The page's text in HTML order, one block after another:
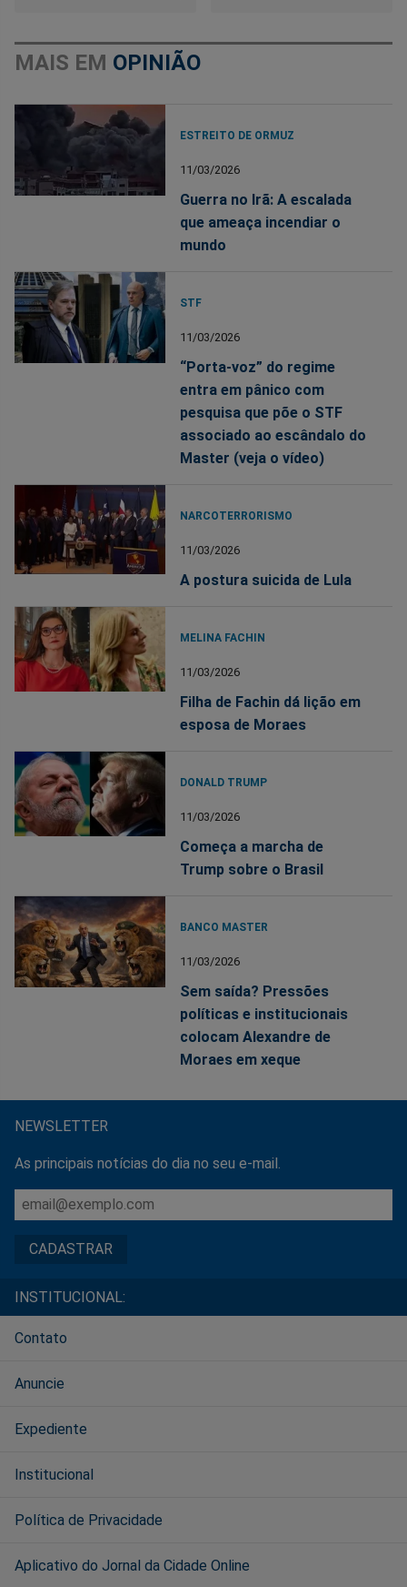
MAIS EM OPINIÃO
ESTREITO DE ORMUZ
11/03/2026
Guerra no Irã: A escalada
que ameaça incendiar o
mundo
STF
11/03/2026
“Porta-voz” do regime
entra em pânico com
pesquisa que põe o STF
associado ao escândalo do
Master (veja o vídeo)
NARCOTERRORISMO
11/03/2026
A postura suicida de Lula
MELINA FACHIN
11/03/2026
Filha de Fachin dá lição em
esposa de Moraes
DONALD TRUMP
11/03/2026
Começa a marcha de
Trump sobre o Brasil
BANCO MASTER
11/03/2026
Sem saída? Pressões
políticas e institucionais
colocam Alexandre de
Moraes em xeque
NEWSLETTER
As principais notícias do dia no seu e-mail.
INSTITUCIONAL:
Contato
Anuncie
Expediente
Institucional
Política de Privacidade
Aplicativo do Jornal da Cidade Online